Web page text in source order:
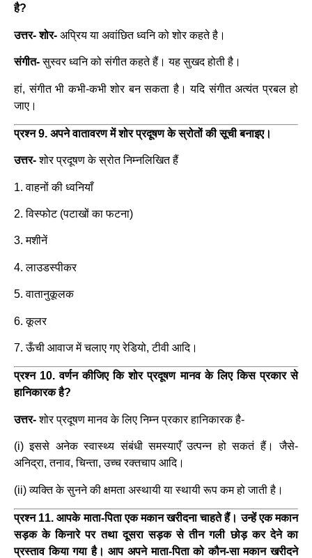
है?
उत्तर- शोर- अप्रिय या अवांछित ध्वनि को शोर कहते है।
संगीत-सुस्वर ध्वनि को संगीत कहते हैं। यह सुखद होती है।
हां, संगीत भी कभी-कभी शोर बन सकता है। यदि संगीत अत्यंत प्रबल हो
जाए।
प्रश्न 9. अपने वातावरण में शोर प्रदूषण के स्रोतों की सूची बनाइए।
उत्तर-शोर प्रदूषण के स्रोत निम्नलिखित हैं
1. वाहनों की ध्वनियाँ
2. विस्फोट (पटाखों का फटना)
3. मशीनें
4. लाउडस्पीकर
5. वातानुकूलक
6. कूलर
7. ऊँची आवाज में चलाए गए रेडियो, टीवी आदि।
प्रश्न 10. वर्णन कीजिए कि शोर प्रदूषण मानव के लिए किस प्रकार से
हानिकारक है?
उत्तर-शोर प्रदूषण मानव के लिए निम्न प्रकार हानिकारक है-
(i) इससे अनेक स्वास्थ्य संबंधी समस्याएँ उत्पन्न हो सकतं हैं। जैसे-
अनिद्रा, तनाव, चिन्ता, उच्च रक्तचाप आदि।
(ii) व्यक्ति के सुनने की क्षमता अस्थायी या स्थायी रूप कम हो जाती है।
प्रश्न 11. आपके माता-पिता एक मकान खरीदना चाहते हैं। उन्हें एक मकान
सड़क के किनारे पर तथा दूसरा सड़क से तीन गली छोड़ कर देने का
प्रस्ताव किया गया है। आप अपने माता-पिता को कौन-सा मकान खरीदने